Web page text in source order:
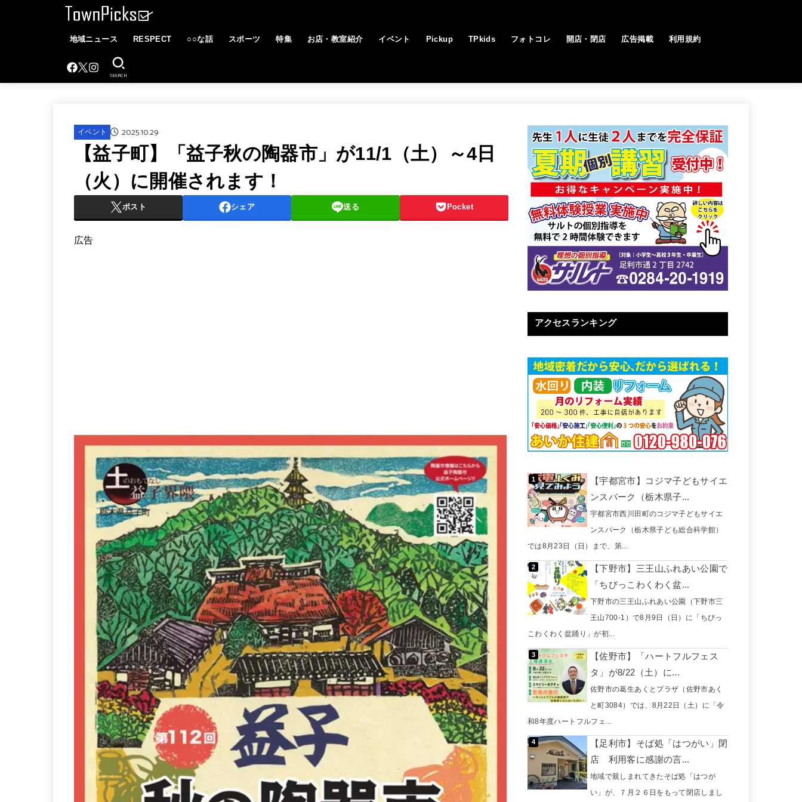
地域ニュース RESPECT ○○な話 スポーツ 特集 お店・教室紹介 イベント Pickup TPkids フォトコレ 開店・閉店 広告掲載 利用規約
SEARCH
イベント 2025.10.29
【益子町】「益子秋の陶器市」が11/1（土）～4日
（火）に開催されます！
ポスト シェア 送る Pocket
広告
アクセスランキング
【宇都宮市】コジマ子どもサイエ
ンスパーク（栃木県子...
宇都宮市西川田町のコジマ子どもサイエ
ンスパーク（栃木県子ども総合科学館）
では8月23日（日）まで、第...
【下野市】三王山ふれあい公園で
「ちびっこわくわく盆...
下野市の三王山ふれあい公園（下野市三
王山700-1）で8月9日（日）に「ちびっ
こわくわく盆踊り」が初...
【佐野市】「ハートフルフェス
タ」が8/22（土）に...
佐野市の葛生あくとプラザ（佐野市あく
と町3084）では、8月22日（土）に「令
和8年度ハートフルフェ...
【足利市】そば処「はつがい」閉
店 利用客に感謝の言...
地域で親しまれてきたそば処「はつが
い」が、７月２６日をもって閉店しまし